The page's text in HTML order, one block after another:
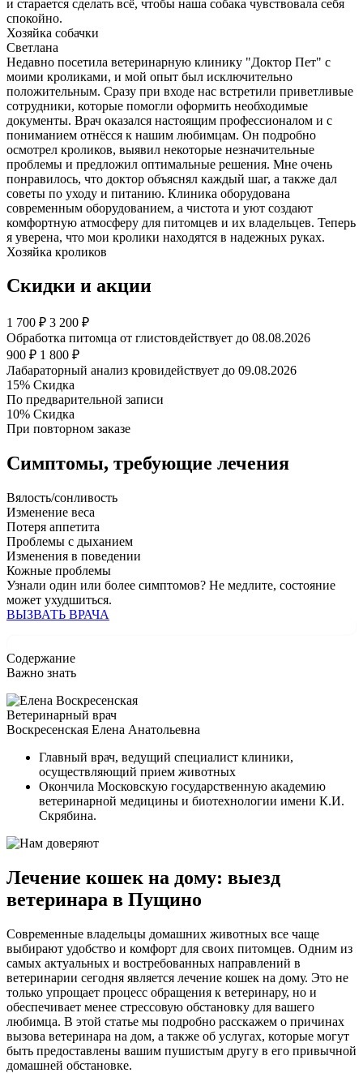
и старается сделать всё, чтобы наша собака чувствовала себя
спокойно.
Хозяйка собачки
Светлана
Недавно посетила ветеринарную клинику "Доктор Пет" с
моими кроликами, и мой опыт был исключительно
положительным. Сразу при входе нас встретили приветливые
сотрудники, которые помогли оформить необходимые
документы. Врач оказался настоящим профессионалом и с
пониманием отнёсся к нашим любимцам. Он подробно
осмотрел кроликов, выявил некоторые незначительные
проблемы и предложил оптимальные решения. Мне очень
понравилось, что доктор объяснял каждый шаг, а также дал
советы по уходу и питанию. Клиника оборудована
современным оборудованием, а чистота и уют создают
комфортную атмосферу для питомцев и их владельцев. Теперь
я уверена, что мои кролики находятся в надежных руках.
Хозяйка кроликов
Скидки и акции
1 700 ₽ 3 200 ₽
Обработка питомца от глистовдействует до 08.08.2026
900 ₽ 1 800 ₽
Лабараторный анализ кровидействует до 09.08.2026
15% Скидка
По предварительной записи
10% Скидка
При повторном заказе
Симптомы, требующие лечения
Вялость/сонливость
Изменение веса
Потеря аппетита
Проблемы с дыханием
Изменения в поведении
Кожные проблемы
Узнали один или более симптомов? Не медлите, состояние
может ухудшиться.
ВЫЗВАТЬ ВРАЧА
Содержание
Важно знать
Ветеринарный врач
Воскресенская Елена Анатольевна
Главный врач, ведущий специалист клиники,
осуществляющий прием животных
Окончила Московскую государственную академию
ветеринарной медицины и биотехнологии имени К.И.
Скрябина.
Лечение кошек на дому: выезд
ветеринара в Пущино
Современные владельцы домашних животных все чаще
выбирают удобство и комфорт для своих питомцев. Одним из
самых актуальных и востребованных направлений в
ветеринарии сегодня является лечение кошек на дому. Это не
только упрощает процесс обращения к ветеринару, но и
обеспечивает менее стрессовую обстановку для вашего
любимца. В этой статье мы подробно расскажем о причинах
вызова ветеринара на дом, а также об услугах, которые могут
быть предоставлены вашим пушистым другу в его привычной
домашней обстановке.